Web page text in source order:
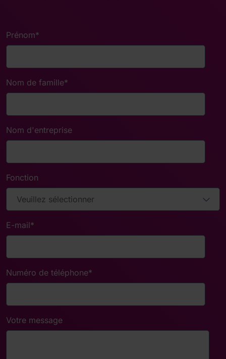
Prénom*
Nom de famille*
Nom d'entreprise
Fonction
E-mail*
Numéro de téléphone*
Votre message